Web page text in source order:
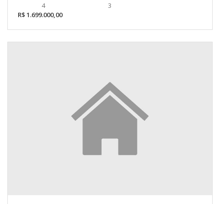
4
3
R$ 1.699.000,00